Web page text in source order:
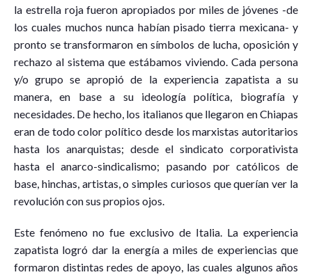
la estrella roja fueron apropiados por miles de jóvenes -de
los cuales muchos nunca habían pisado tierra mexicana- y
pronto se transformaron en símbolos de lucha, oposición y
rechazo al sistema que estábamos viviendo. Cada persona
y/o grupo se apropió de la experiencia zapatista a su
manera, en base a su ideología política, biografía y
necesidades. De hecho, los italianos que llegaron en Chiapas
eran de todo color político desde los marxistas autoritarios
hasta los anarquistas; desde el sindicato corporativista
hasta el anarco-sindicalismo; pasando por católicos de
base, hinchas, artistas, o simples curiosos que querían ver la
revolución con sus propios ojos.
Este fenómeno no fue exclusivo de Italia. La experiencia
zapatista logró dar la energía a miles de experiencias que
formaron distintas redes de apoyo, las cuales algunos años